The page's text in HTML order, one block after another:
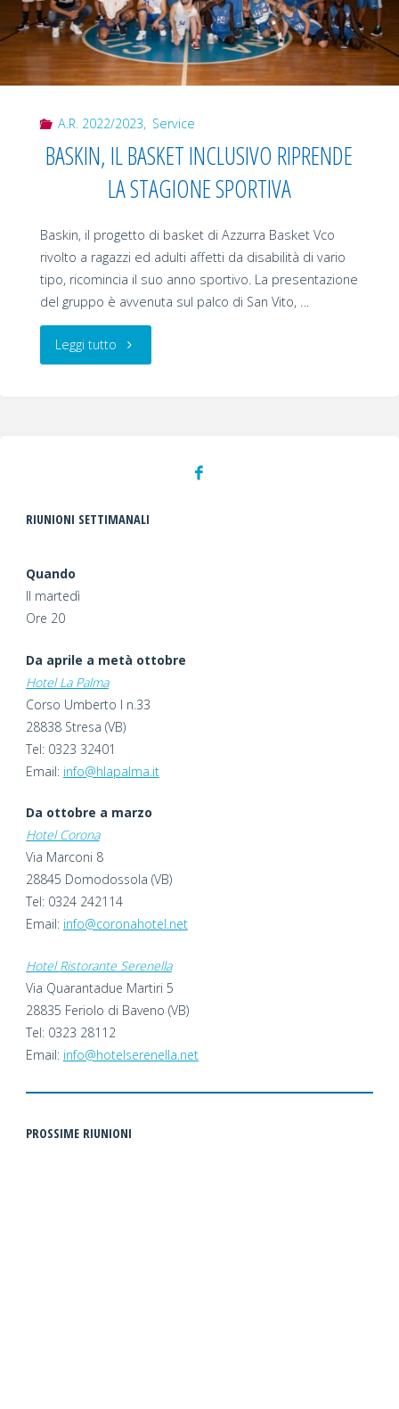
A.R. 2022/2023, Service
BASKIN, IL BASKET INCLUSIVO RIPRENDE
LA STAGIONE SPORTIVA
Baskin, il progetto di basket di Azzurra Basket Vco
rivolto a ragazzi ed adulti affetti da disabilità di vario
tipo, ricomincia il suo anno sportivo. La presentazione
del gruppo è avvenuta sul palco di San Vito, …
Leggi tutto "BASKIN,
RIUNIONI SETTIMANALI
Quando
Il martedì
Ore 20
Da aprile a metà ottobre
Hotel La Palma
Corso Umberto I n.33
28838 Stresa (VB)
Tel: 0323 32401
Email: info@hlapalma.it
Da ottobre a marzo
Hotel Corona
Via Marconi 8
28845 Domodossola (VB)
Tel: 0324 242114
Email: info@coronahotel.net
HotelRistorante Serenella
Via Quarantadue Martiri 5
28835 Feriolo di Baveno (VB)
Tel: 0323 28112
Email: info@hotelserenella.net
PROSSIME RIUNIONI